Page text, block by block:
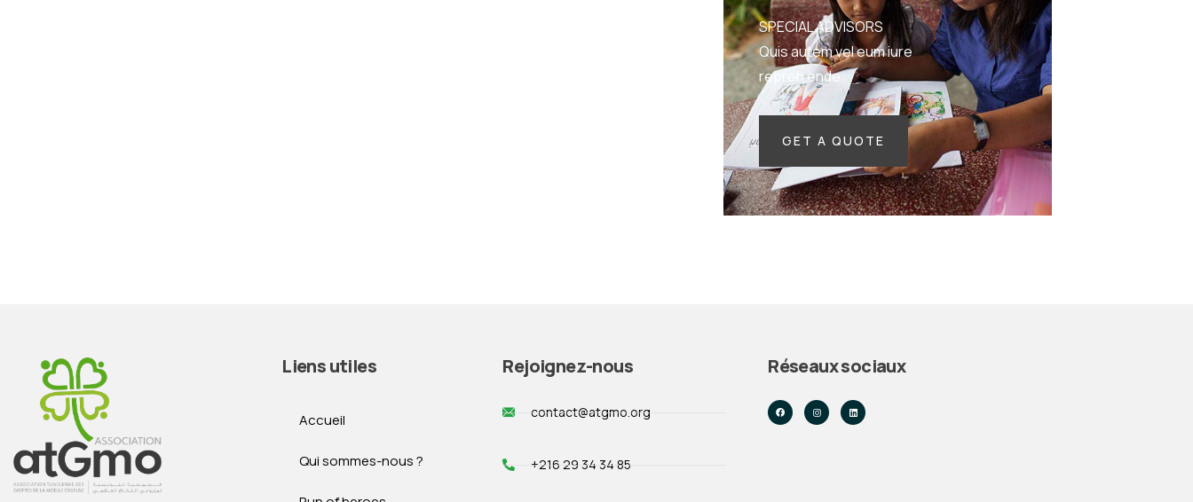
SPECIAL ADVISORS
Quis autem vel eum iure
repreh ende
GET A QUOTE
Liens utiles
Accueil
Qui sommes-nous ?
Rejoignez-nous
contact@atgmo.org
+216 29 34 34 85
Réseaux sociaux